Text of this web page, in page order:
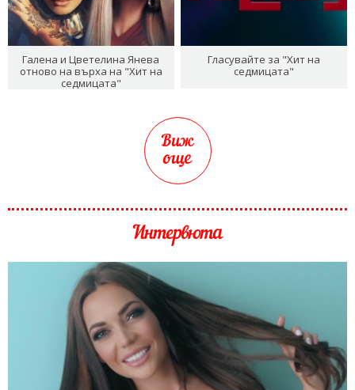
Галена и Цветелина Янева
отново на върха на "Хит на
седмицата"
Гласувайте за "Хит на
седмицата"
Виж
още
Интервюта